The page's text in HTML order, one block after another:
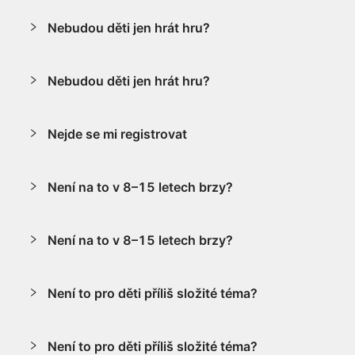
Nebudou děti jen hrát hru?
Nebudou děti jen hrát hru?
Nejde se mi registrovat
Není na to v 8–15 letech brzy?
Není na to v 8–15 letech brzy?
Není to pro děti příliš složité téma?
Není to pro děti příliš složité téma?